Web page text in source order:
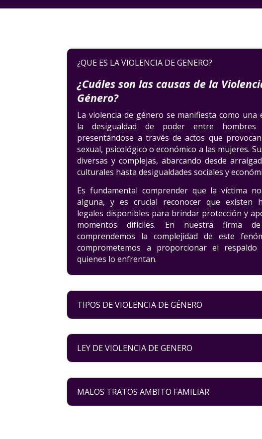
¿QUE ES LA VIOLENCIA DE GENERO?
¿Cuáles son las causas de la
Género?
La violencia de género se manifiesta como una
la desigualdad de poder entre hombres
presentándose a través de actos que
sexual, psicológico o económico a las mujeres.
diversas y complejas, abarcando desde
culturales hasta desigualdades sociales y
Es fundamental comprender que la víctima
alguna, y es crucial reconocer que existen
legales disponibles para brindar protección y
momentos difíciles. En nuestra firma de
comprendemos la complejidad de este
comprometemos a proporcionar el respaldo
quienes lo enfrentan.
TIPOS DE VIOLENCIA DE GÉNERO
LEY DE VIOLENCIA DE GENERO
MALOS TRATOS AMBITO FAMILIAR